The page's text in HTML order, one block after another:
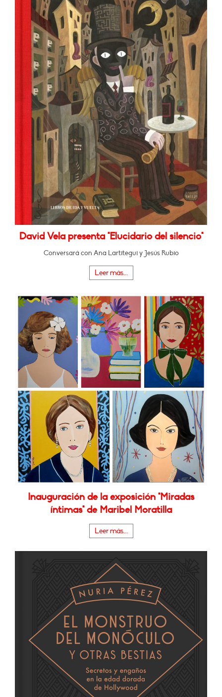
David Vela presenta "Elucidario del silencio"
Conversará con Ana Lartitegui y Jesús Rubio
Leer más...
Inauguración de la exposición "Miradas
íntimas" de Maribel Moratilla
Leer más...